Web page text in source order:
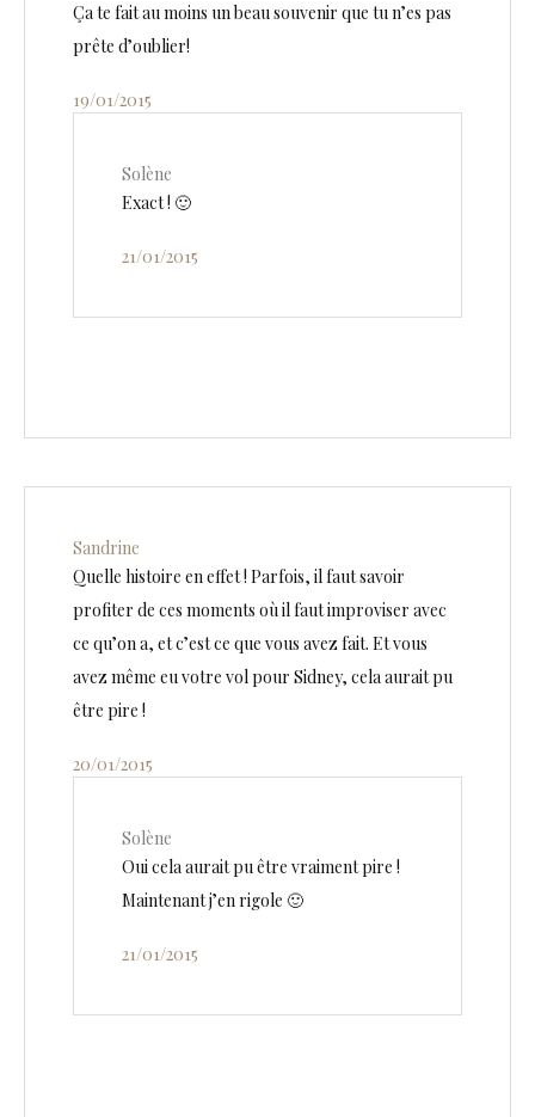
Ça te fait au moins un beau souvenir que tu n’es pas
prête d’oublier!
19/01/2015
Solène
Exact ! 🙂
21/01/2015
Sandrine
Quelle histoire en effet ! Parfois, il faut savoir
profiter de ces moments où il faut improviser avec
ce qu’on a, et c’est ce que vous avez fait. Et vous
avez même eu votre vol pour Sidney, cela aurait pu
être pire !
20/01/2015
Solène
Oui cela aurait pu être vraiment pire !
Maintenant j’en rigole 🙂
21/01/2015